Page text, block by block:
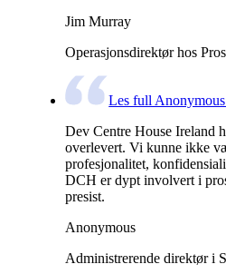
Jim Murray
Operasjonsdirektør hos
Les full Anonymous
Dev Centre House Ireland
overlevert. Vi kunne ikke
profesjonalitet,
DCH er dypt involvert i
presist.
Anonymous
Administrerende direktør i